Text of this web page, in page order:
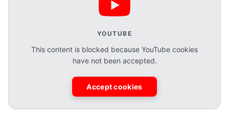
YOUTUBE
This content is blocked because YouTube cookies
have not been accepted.
Accept cookies